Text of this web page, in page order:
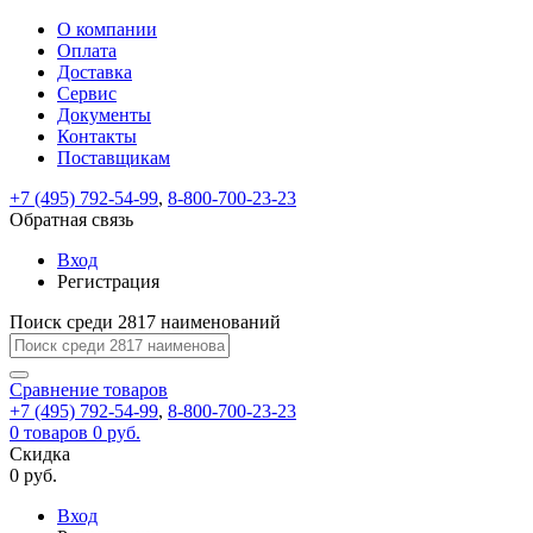
ВходРегистрация
Только
test@example.com
отправлена
по
ней
для
регистрации.
Ок
Только
Запомнить
меня
Забыли
Восстановление
пароля
Заполните
форму.
Мы
отправим
ссылку
на
указанный
электронный
адрес,
перейдя
по
которой
вы
новый
На
вашу
test@test.ru
отправлена
ссылка.
Перейдите
по
для
смены
пароля.
Введите
новый
пароль
Сменить
Пароль
успешно
Войти
Обратная
связь
Сообщение
пользовательского
соглашения
Ваше
сообщение
успешно
О компании
Оплата
Доставка
Сервис
Документы
Контакты
Поставщикам
+7 (495) 792-54-99, 8-800-700-23-23
Обратная связь
Вход
Регистрация
Поиск среди 2817 наименований
Сравнение товаров
+7 (495) 792-54-99, 8-800-700-23-23
0 товаров 0 руб.
Скидка
0 руб.
Вход